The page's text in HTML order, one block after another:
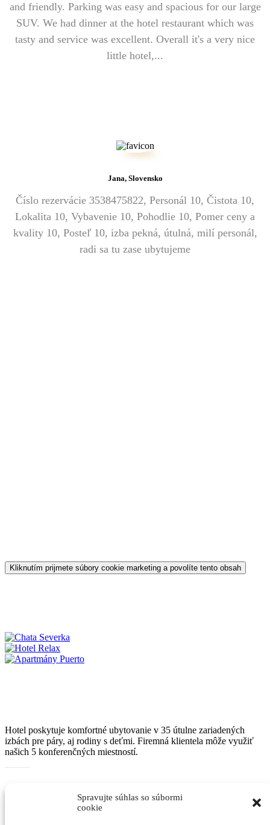
Spravujte súhlas so súbormi
cookie
and friendly. Parking was easy and spacious for our large
SUV. We had dinner at the hotel restaurant which was
tasty and service was excellent. Overall it's a very nice
little hotel,...
Číslo rezervácie 3538475822, Personál 10, Čistota 10,
Lokalita 10, Vybavenie 10, Pohodlie 10, Pomer ceny a
kvality 10, Posteľ 10, izba pekná, útulná, milí personál,
radi sa tu zase ubytujeme
Jana, Slovensko
Kliknutím prijmete súbory cookie marketing a povolíte tento obsah
Hotel poskytuje komfortné ubytovanie v 35 útulne zariadených
izbách pre páry, aj rodiny s deťmi. Firemná klientela môže využiť
našich 5 konferenčných miestností.